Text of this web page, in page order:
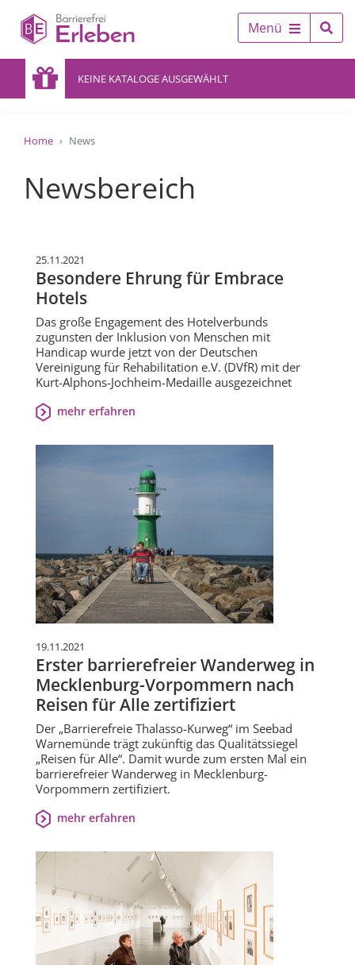
Menü
KEINE KATALOGE AUSGEWÄHLT
Home News
Newsbereich
25.11.2021
Besondere Ehrung für Embrace
Hotels
Das große Engagement des Hotelverbunds
zugunsten der Inklusion von Menschen mit
Handicap wurde jetzt von der Deutschen
Vereinigung für Rehabilitation e.V. (DVfR) mit der
Kurt-Alphons-Jochheim-Medaille ausgezeichnet
mehr erfahren
19.11.2021
Erster barrierefreier Wanderweg in
Mecklenburg-Vorpommern nach
Reisen für Alle zertifiziert
Der „Barrierefreie Thalasso-Kurweg“ im Seebad
Warnemünde trägt zukünftig das Qualitätssiegel
„Reisen für Alle“. Damit wurde zum ersten Mal ein
barrierefreier Wanderweg in Mecklenburg-
Vorpommern zertifiziert.
mehr erfahren